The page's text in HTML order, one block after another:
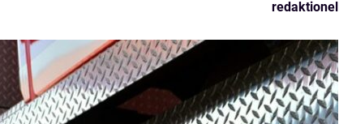
redaktionel